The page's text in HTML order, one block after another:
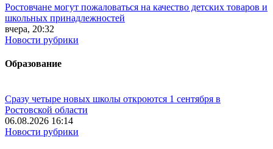
Ростовчане могут пожаловаться на качество детских товаров и
школьных принадлежностей
вчера, 20:32
Новости рубрики
Образование
Сразу четыре новых школы откроются 1 сентября в
Ростовской области
06.08.2026 16:14
Новости рубрики